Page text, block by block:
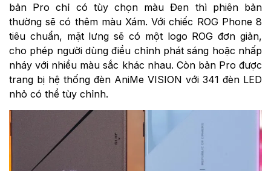
bản Pro chỉ có tùy chọn màu Đen thì phiên bản
thường sẽ có thêm màu Xám. Với chiếc ROG Phone 8
tiêu chuẩn, mặt lưng sẽ có một logo ROG đơn giản,
cho phép người dùng điều chỉnh phát sáng hoặc nhấp
nháy với nhiều màu sắc khác nhau. Còn bản Pro được
trang bị hệ thống đèn AniMe VISION với 341 đèn LED
nhỏ có thể tùy chỉnh.